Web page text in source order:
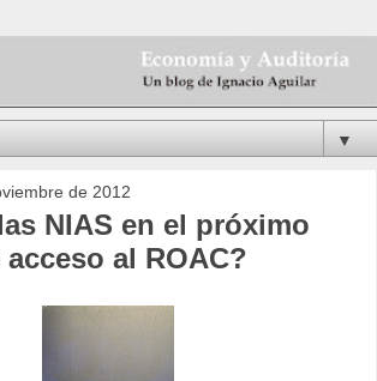
▼
de 2012
NIAS en el próximo
acceso al ROAC?